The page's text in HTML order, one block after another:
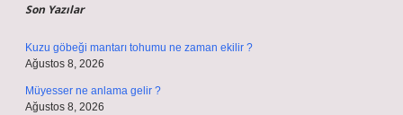
Son Yazılar
Kuzu göbeği mantarı tohumu ne zaman ekilir ?
Ağustos 8, 2026
Müyesser ne anlama gelir ?
Ağustos 8, 2026